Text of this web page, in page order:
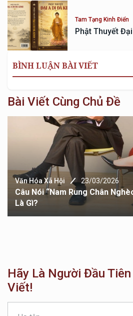
Tam Tạng Kinh Điển
Phật Thuyết
BÌNH LUẬN BÀI VIẾT
Bài Viết Cùng Chủ Đề
Văn Hóa Xã Hội 23/03/2026
Câu Nói “Nam Rung Chân
Là Gì?
Hãy Là Người Đầu
Viết!